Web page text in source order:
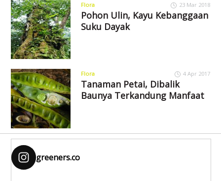
Flora 23 Mar 2018
Pohon Ulin, Kayu Kebanggaan
Suku Dayak
Flora 4 Apr 2017
Tanaman Petai, Dibalik
Baunya Terkandung Manfaat
greeners.co